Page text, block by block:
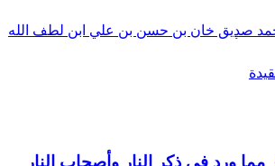
صديق خان بن حسن بن علي ابن لطف الله
أبو الطيب